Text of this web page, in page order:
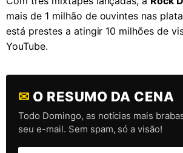
mais de 1 milhão de ouvintes nas
está prestes a atingir 10 milhões de
YouTube.
✉ O RESUMO DA CENA
Todo Domingo, as notícias mais
seu e-mail. Sem spam, só a visão!